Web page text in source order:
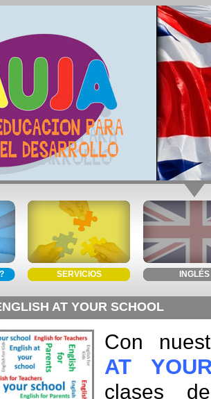
SERVICIOS INGLÉS
AT YOUR SCHOOL
Con
AT
clases